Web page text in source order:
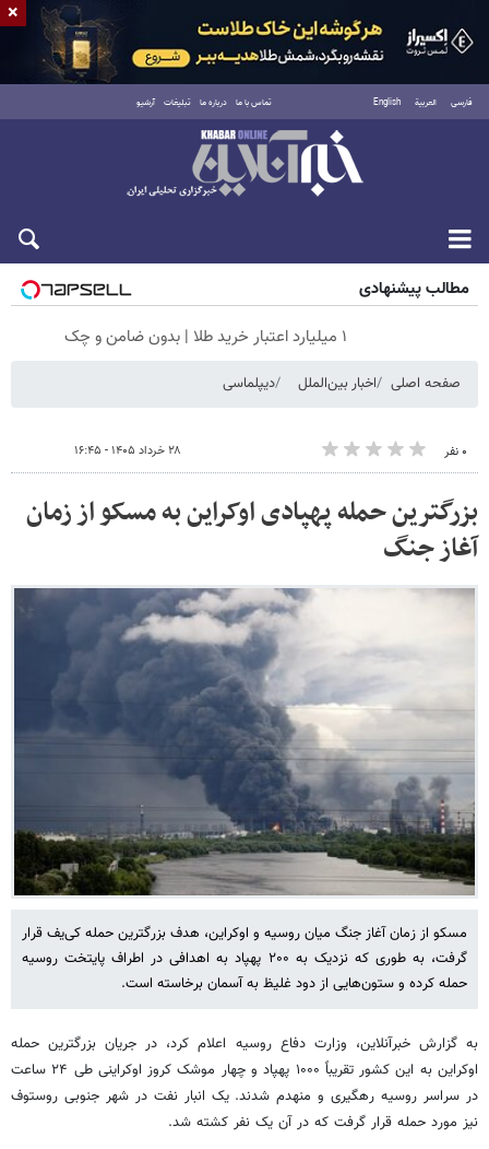
فارسی العربية English تماس با ما درباره ما تبلیغات آرشیو
شنبه ۱۷ مرداد ۱۴۰۵
مطالب پیشنهادی
۱ میلیارد اعتبار خرید طلا | بدون ضامن و چک
صفحه اصلی اخبار بین‌الملل دیپلماسی
۰ نفر ۲۸ خرداد ۱۴۰۵ - ۱۶:۴۵
بزرگترین حمله پهپادی اوکراین به مسکو از زمان
آغاز جنگ
مسکو از زمان آغاز جنگ میان روسیه و اوکراین، هدف بزرگترین حمله کی‌یف قرار
گرفت، به طوری که نزدیک به ۲۰۰ پهپاد به اهدافی در اطراف پایتخت روسیه
حمله کرده و ستون‌هایی از دود غلیظ به آسمان برخاسته است.
به گزارش خبرآنلاین، وزارت دفاع روسیه اعلام کرد، در جریان بزرگترین حمله
اوکراین به این کشور تقریباً ۱۰۰۰ پهپاد و چهار موشک کروز اوکراینی طی ۲۴ ساعت
در سراسر روسیه رهگیری و منهدم شدند. یک انبار نفت در شهر جنوبی روستوف
نیز مورد حمله قرار گرفت که در آن یک نفر کشته شد.
×